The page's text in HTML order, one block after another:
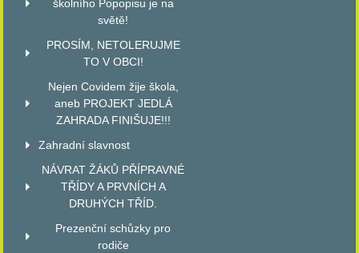
školního Popopisu je na
světě!
PROSÍM, NETOLERUJME
TO V OBCI!
Nejen Covidem žije škola,
aneb PROJEKT JEDLÁ
ZAHRADA FINIŠUJE!!!
Zahradní slavnost
NÁVRAT ŽÁKŮ PŘÍPRAVNÉ
TŘÍDY A PRVNÍCH A
DRUHÝCH TŘÍD.
Prezenční schůzky pro
rodiče